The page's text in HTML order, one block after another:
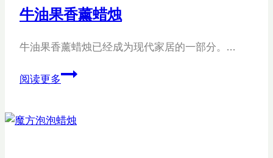
罐
造
牛油果香薰蜡烛
牛油果香薰蜡烛已经成为现代家居的一部分。…
阅读更多牛
香